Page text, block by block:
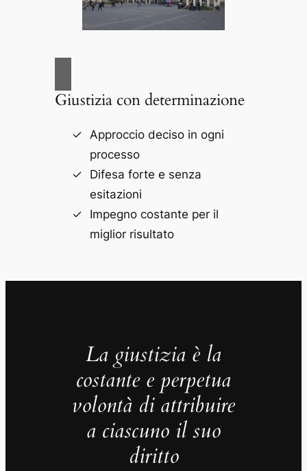
Giustizia con determinazione
Approccio deciso in ogni
processo
Difesa forte e senza
esitazioni
Impegno costante per il
miglior risultato
La giustizia è la
costante e perpetua
volontà di attribuire
a ciascuno il suo
diritto